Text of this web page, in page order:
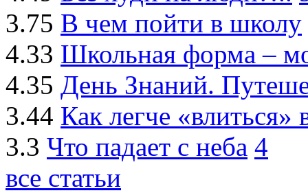
3.75 В чем пойти в школу
4.33 Школьная форма –
4.35 День Знаний.
3.44 Как легче «влиться»
3.3 Что падает с неба 4
все статьи